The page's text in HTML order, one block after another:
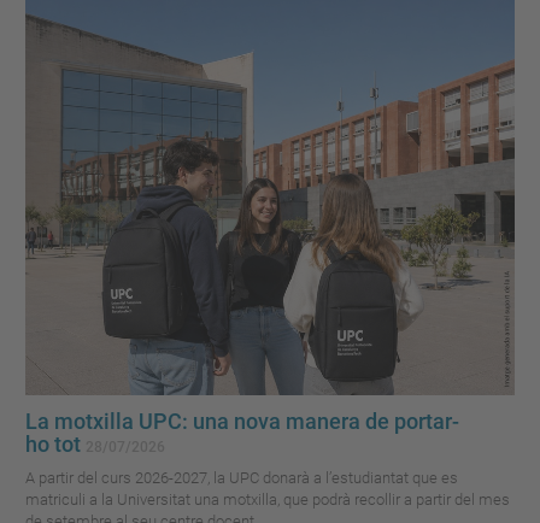
La motxilla UPC: una nova manera de portar-
ho tot
A partir del curs 2026-2027, la UPC donarà a l’estudiantat que es
matriculi a la Universitat una motxilla, que podrà recollir a partir del mes